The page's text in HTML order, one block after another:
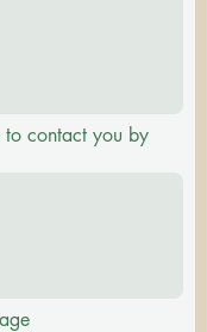
to contact you by